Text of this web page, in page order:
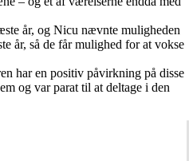
år, og Nicu nævnte muligheden
år, så de får mulighed for at vokse
har en positiv påvirkning på disse
og var parat til at deltage i den